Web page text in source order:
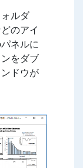
ルダ
のアイ
ネルに
をダブ
ドウが